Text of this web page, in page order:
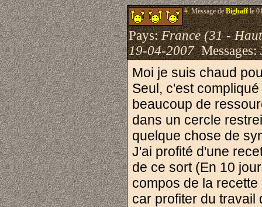
#.Message deBigbaffle
Pays:France (31 -
19-04-2007Messages:
Moi je suis chaud
Seul, c'est
beaucoup de
dans un cercle
quelque chose de
J'ai profité d'une
de ce sort (En 10
compos de la
car profiter du travail